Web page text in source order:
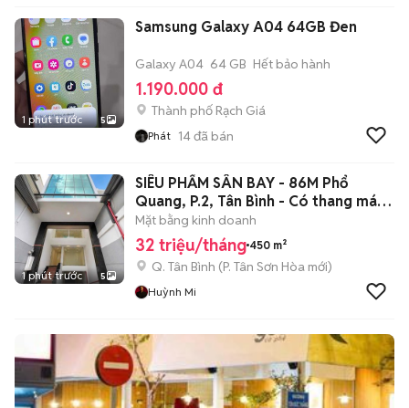
1 phút trước 5
Samsung Galaxy A04 64GB Đen
Galaxy A04 64 GB Hết bảo hành
1.190.000 đ
Thành phố Rạch Giá
Phát 14đã bán
1 phút trước 5
SIÊU PHẨM SÂN BAY - 86M Phổ
Quang, P.2, Tân Bình - Có thang máy,
PCCC
Mặt bằng kinh doanh
32 triệu/tháng 450 m²
Q. Tân Bình (P. Tân Sơn Hòa mới)
Huỳnh Mi